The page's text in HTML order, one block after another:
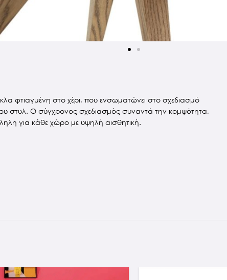
φτιαγμένη στο χέρι, που ενσωματώνει στο σχεδιασμό
στυλ. Ο σύγχρονος σχεδιασμός συναντά την κομψότητα,
για κάθε χώρο με υψηλή αισθητική.